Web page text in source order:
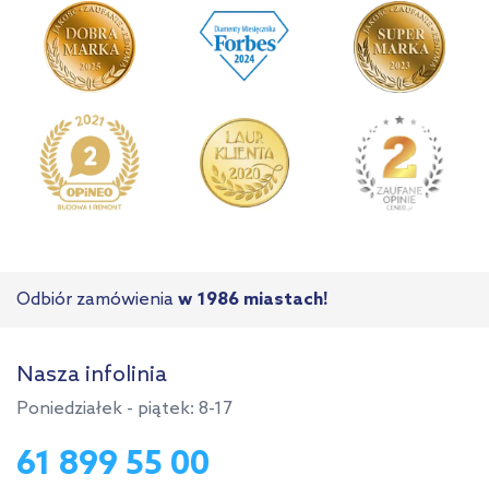
Odbiór zamówienia w 1986 miastach!
Nasza infolinia
Poniedziałek - piątek: 8-17
61 899 55 00